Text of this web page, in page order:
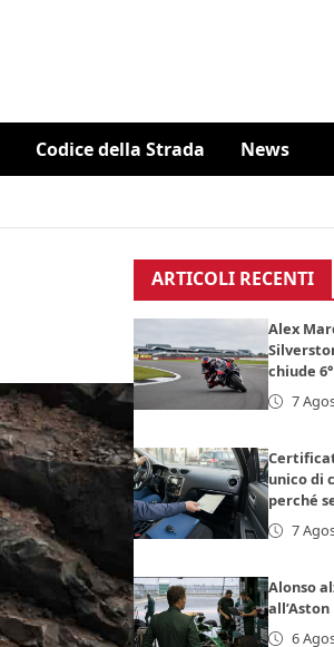
Codice della Strada News
ARTICOLI RECENTI
Alex
chiude 6°
7
unico di
perché
7
Alonso
6